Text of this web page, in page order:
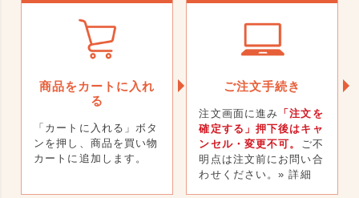
商品をカートに入れ
る
「カートに入れる」ボタ
ンを押し、商品を買い物
カートに追加します。
ご注文手続き
注文画面に進み 「注文を
確定する」押下後はキャ
ンセル・変更不可。
ご不
明点は注文前にお問い合
わせください。» 詳細